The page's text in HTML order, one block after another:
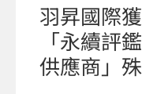
羽昇國際
「永續評
供應商」